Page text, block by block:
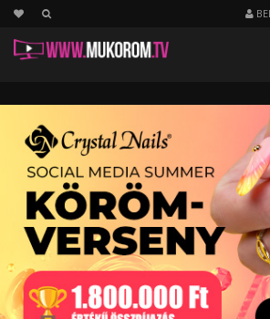
HIVATALOS
STEP
CRYSTALAC
TECHNIKA